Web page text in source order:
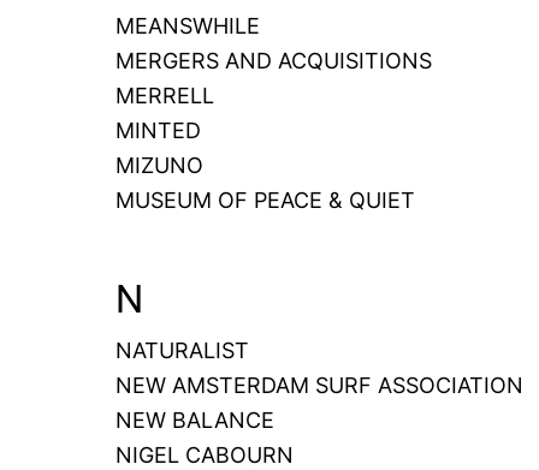
MEANSWHILE
MERGERS AND ACQUISITIONS
MERRELL
MINTED
MIZUNO
MUSEUM OF PEACE & QUIET
N
NATURALIST
NEW AMSTERDAM SURF ASSOCIATION
NEW BALANCE
NIGEL CABOURN